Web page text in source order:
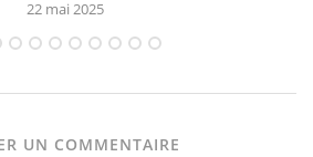
22 mai 2025
UN COMMENTAIRE